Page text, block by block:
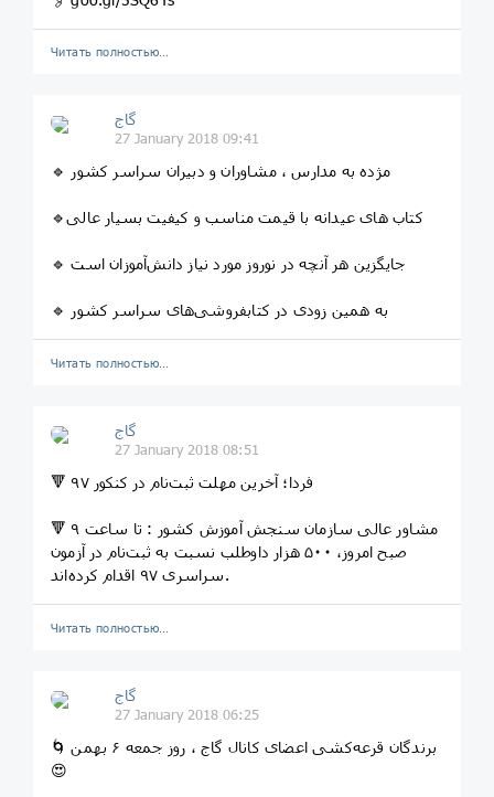
Читать полностью…
گاج
27 January 2018 09:41
🔹 مژده به مدارس ، مشاوران و دبیران سراسر کشور
🔹کتاب های عیدانه با قیمت مناسب و کیفیت بسیار عالی
🔹 جایگزین هر آنچه در نوروز مورد نیاز دانش‌آموزان است
🔹 به همین زودی در کتابفروشی‌های سراسر کشور
Читать полностью…
گاج
27 January 2018 08:51
🔻 فردا؛ آخرین مهلت ثبت‌نام در کنکور ۹۷
🔻 مشاور عالی سازمان سنجش آموزش کشور : تا ساعت ۹
صبح امروز، ۵۰۰ هزار داوطلب نسبت به ثبت‌نام در آزمون
سراسری ۹۷ اقدام کرده‌اند.
Читать полностью…
گاج
27 January 2018 06:25
🌀 برندگان قرعه‌کشی اعضای کانال گاج ، روز جمعه ۶ بهمن
😍